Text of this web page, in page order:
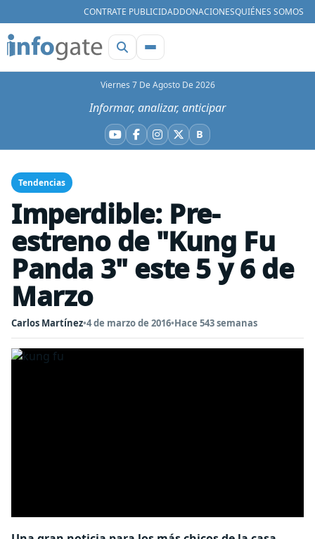
CONTRATE PUBLICIDADDONACIONESQUIÉNES SOMOS
Viernes 7 De Agosto De 2026
Informar, analizar, anticipar
YouTube
Facebook
Instagram
X BBluesky
Tendencias
Imperdible: Pre-
estreno de "Kung Fu
Panda 3" este 5 y 6 de
Marzo
Carlos Martínez•4 de marzo de 2016•Hace 543 semanas